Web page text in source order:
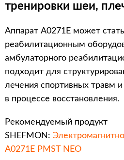
тренировки шеи,
Аппарат A0271E может
реабилитационным
амбулаторного
подходит для
лечения спортивных травм
в процессе восстановления.
Рекомендуемый продукт
SHEFMON:
A0271E PMST NEO